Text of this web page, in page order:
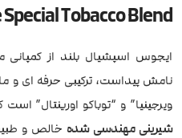
Tobacco Blend
ایجوس اسپشیال بلند از
نامش پیداست، ترکیبی حرفه ای و
ویرجینیا” و “توباکو اورینتال” است
شیرینی مهندسی شده خالص و